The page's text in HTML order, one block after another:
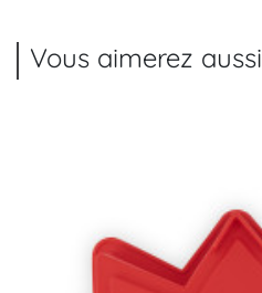
Vous aimerez aussi